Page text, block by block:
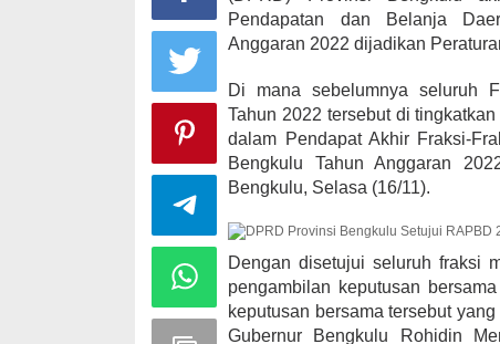
Pendapatan dan Belanja
Anggaran 2022 dijadikan
Di mana sebelumnya seluruh
Tahun 2022 tersebut di
dalam Pendapat Akhir Fraksi-
Bengkulu Tahun Anggaran
Bengkulu, Selasa (16/11).
Dengan disetujui seluruh fraksi
pengambilan keputusan
keputusan bersama tersebut
Gubernur Bengkulu Rohidin
Tempur Rebut Juara Dibuka
Di ADVERTORIAL, POLITIK
Di NASIONAL,
LEBONG
| Januari